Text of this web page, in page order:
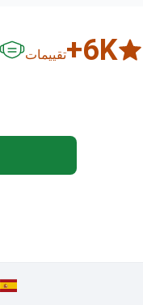
6K+ تقييمات